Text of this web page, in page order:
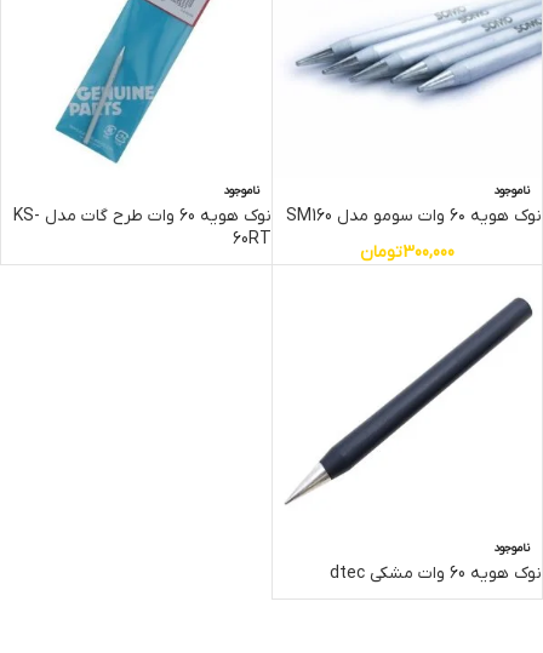
ناموجود
نوک هویه 6۰ وات سومو مدل SM160
300,000تومان
ناموجود
نوک هویه 60 وات طرح گات مدل KS-
60RT
ناموجود
نوک هویه 60 وات مشکی dtec